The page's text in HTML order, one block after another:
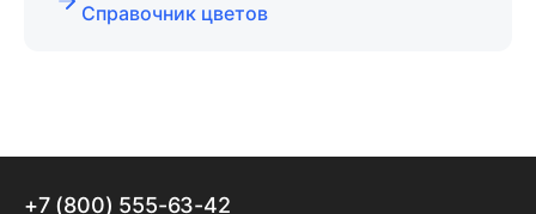
Справочник цветов
+7 (800) 555-63-42